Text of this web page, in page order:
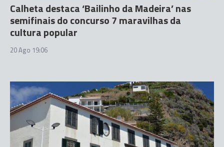
Calheta destaca ‘Bailinho da Madeira’ nas
semifinais do concurso 7 maravilhas da
cultura popular
20 Ago 19:06